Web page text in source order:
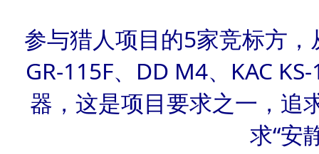
参与猎人项目的5家竞标方
GR-115F、DD M4、KAC
器，这是项目要求之一，追
求“安